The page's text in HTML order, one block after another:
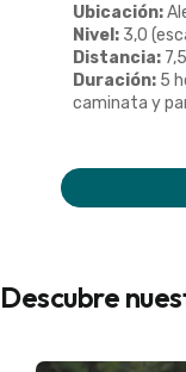
Ubicación:
Nivel: 3,0
Distancia:
Duración: 5
caminata y
Descubre